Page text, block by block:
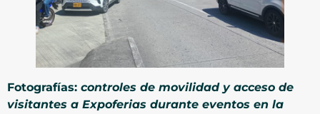
Fotografías: controles de movilidad y acceso de
visitantes a Expoferias durante eventos en la